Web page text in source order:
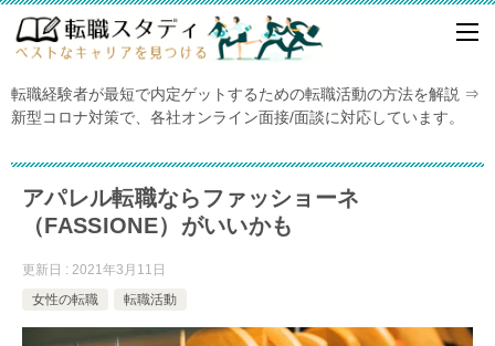
転職経験者が最短で内定ゲットするための転職活動の方法を解説 ⇒
新型コロナ対策で、各社オンライン面接/面談に対応しています。
アパレル転職ならファッショーネ
（FASSIONE）がいいかも
更新日 : 2021年3月11日
女性の転職
転職活動